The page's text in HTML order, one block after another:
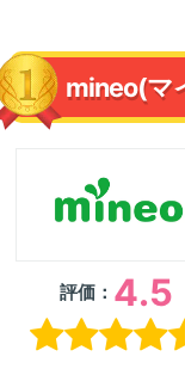
mineo(マ
評価： 4.5